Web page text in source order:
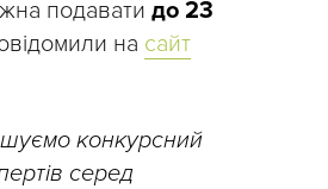
подавати до 23
на сайт
конкурсний
серед